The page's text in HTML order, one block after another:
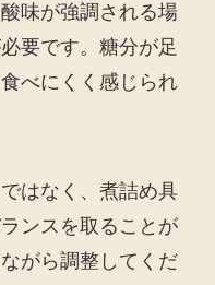
味が強調される場
要です。糖分が足
べにくく感じられ
はなく、煮詰め具
ンスを取ることが
がら調整してくだ